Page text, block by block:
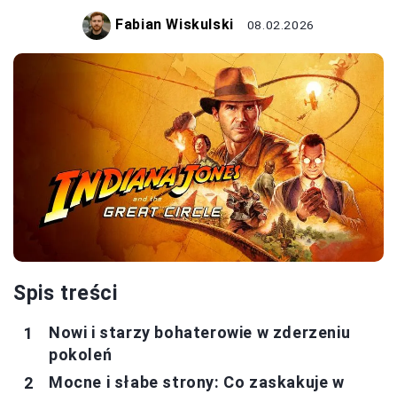
Fabian Wiskulski 08.02.2026
Spis treści
Nowi i starzy bohaterowie w zderzeniu
pokoleń
Mocne i słabe strony: Co zaskakuje w